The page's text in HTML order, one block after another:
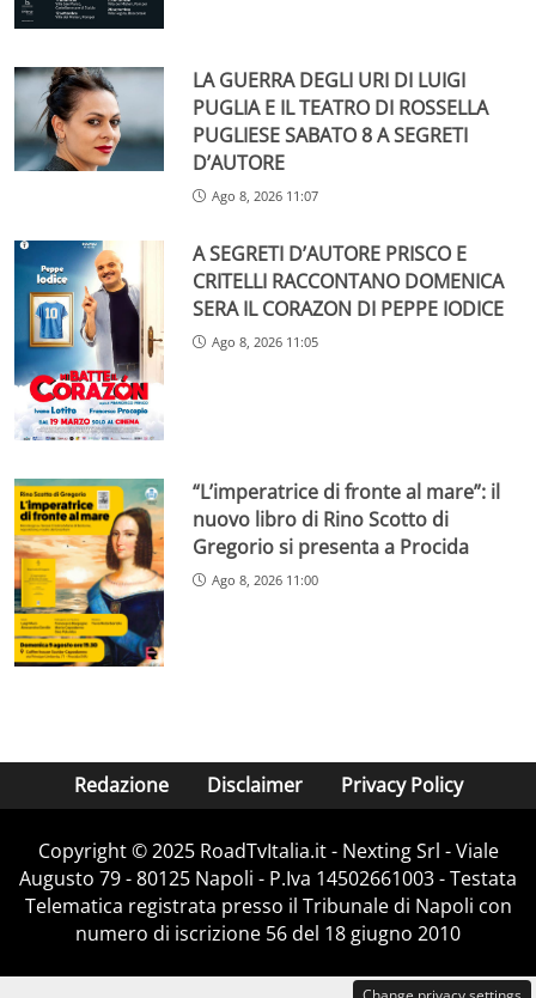
LA GUERRA DEGLI URI DI LUIGI
PUGLIA E IL TEATRO DI ROSSELLA
PUGLIESE SABATO 8 A SEGRETI
D’AUTORE
Ago 8, 2026 11:07
A SEGRETI D’AUTORE PRISCO E
CRITELLI RACCONTANO DOMENICA
SERA IL CORAZON DI PEPPE IODICE
Ago 8, 2026 11:05
“L’imperatrice di fronte al mare”: il
nuovo libro di Rino Scotto di
Gregorio si presenta a Procida
Ago 8, 2026 11:00
Redazione Disclaimer Privacy Policy
Copyright ©️ 2025 RoadTvItalia.it - Nexting Srl - Viale
Augusto 79 - 80125 Napoli - P.Iva 14502661003 - Testata
Telematica registrata presso il Tribunale di Napoli con
numero di iscrizione 56 del 18 giugno 2010